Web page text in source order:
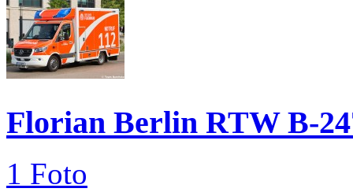
Florian Berlin RTW B-
1 Foto